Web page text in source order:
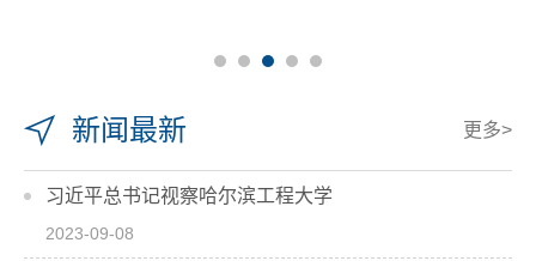
新闻最新 更多>
习近平总书记视察哈尔滨工程大学
2023-09-08